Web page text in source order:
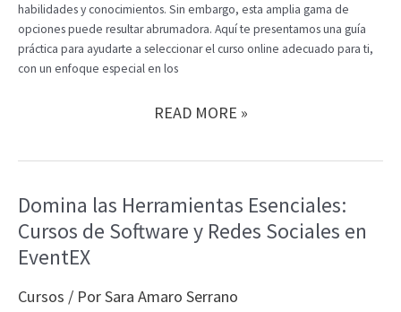
habilidades y conocimientos. Sin embargo, esta amplia gama de
opciones puede resultar abrumadora. Aquí te presentamos una guía
práctica para ayudarte a seleccionar el curso online adecuado para ti,
con un enfoque especial en los
CÓMO
ADECUADO
PARA
READ MORE »
Domina las Herramientas Esenciales:
Cursos de Software y Redes Sociales en
EventEX
Cursos / PorSara Amaro Serrano